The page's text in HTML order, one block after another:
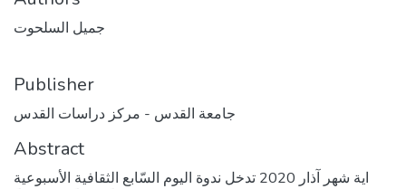
جميل السلحوت
Publisher
جامعة القدس - مركز دراسات القدس
Abstract
اية شهر آذار 2020 تدخل ندوة اليوم السّابع الثقافية الأسبوعية